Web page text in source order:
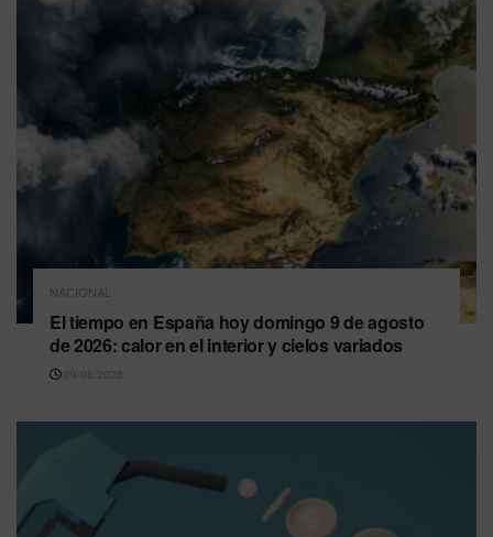
NACIONAL
El tiempo en España hoy domingo 9 de agosto
de 2026: calor en el interior y cielos variados
09/08/2026